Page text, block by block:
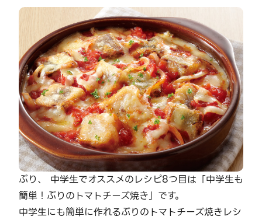
ぶり、 中学生でオススメのレシピ8つ目は「中学生も
簡単！ぶりのトマトチーズ焼き」です。
中学生にも簡単に作れるぶりのトマトチーズ焼きレシ